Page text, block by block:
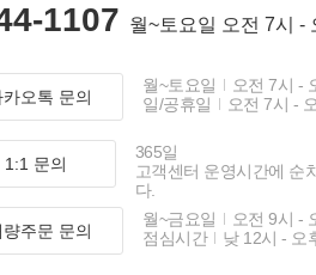
1107 월~토요일 오전 7시 -
카오톡 문의
월~토요일
오전 7시 -
일/공휴일
오전 7시 -
1:1 문의
365일
고객센터 운영시간에 순
다.
량주문 문의
월~금요일
오전 9시 -
점심시간
낮 12시 - 오